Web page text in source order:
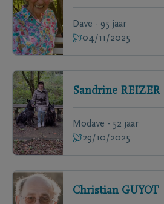
Dave - 95 jaar
04/11/2025
Sandrine REIZER
Modave - 52 jaar
29/10/2025
Christian GUYOT